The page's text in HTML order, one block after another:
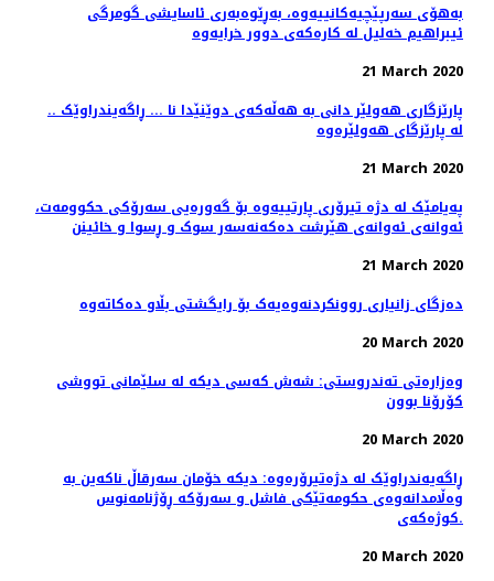
بەهۆی سەرپێچیەکانییەوە، بەڕێوەبەری ئاسایشی گومرگی
ئیبراهیم خەلیل لە کارەکەی دوور خرایەوە
21 March 2020
.. پارێزگاری هەولێر دانی بە هەڵەکەی دوێنێدا نا ... ڕاگەیندراوێک
لە پارێزگای هەولێرەوە
21 March 2020
پەیامێک لە دژە تیرۆری پارتییەوە بۆ گەورەیی سەرۆکی حکوومەت،
ئەوانەی ئەوانەی هێرشت دەکەنەسەر سوک و ڕسوا و خائینن
21 March 2020
دەزگای زانیاری روونکردنەوەیەک بۆ رایگشتی بڵاو دەکاتەوە
20 March 2020
وەزارەتی تەندروستی: شەش كەسی دیكە لە سلێمانی تووشی
كۆرۆنا بوون
20 March 2020
ڕاگەیەندراوێک لە دژەتیرۆرەوە: دیکە خۆمان سەرقاڵ ناکەین بە
وەڵامدانەوەی حکومەتێکی فاشل و سەرۆکە ڕۆژنامەنوس
کوژەکەی.
20 March 2020